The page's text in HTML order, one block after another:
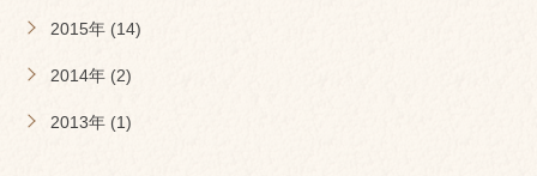
2015年 (14)
2014年 (2)
2013年 (1)